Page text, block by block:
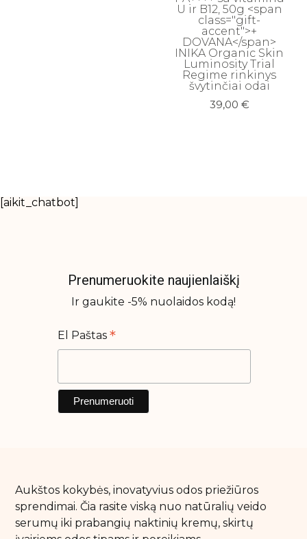
U ir B12, 50g <span
class="gift-
accent">+
DOVANA</span>
INIKA Organic Skin
Luminosity Trial
Regime rinkinys
švytinčiai odai
39,00 €
[aikit_chatbot]
Prenumeruokite naujienlaiškį
Ir gaukite -5% nuolaidos kodą!
El Paštas *
Aukštos kokybės, inovatyvius odos priežiūros
sprendimai. Čia rasite viską nuo natūralių veido
serumų iki prabangių naktinių kremų, skirtų